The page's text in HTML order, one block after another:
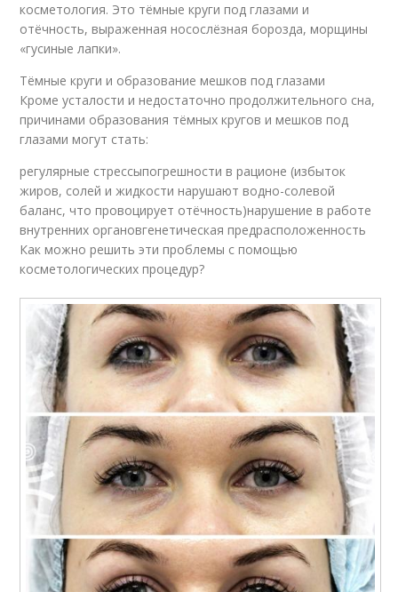
косметология. Это тёмные круги под глазами и
отёчность, выраженная носослёзная борозда, морщины
«гусиные лапки».
Тёмные круги и образование мешков под глазами
Кроме усталости и недостаточно продолжительного сна,
причинами образования тёмных кругов и мешков под
глазами могут стать:
регулярные стрессыпогрешности в рационе (избыток
жиров, солей и жидкости нарушают водно-солевой
баланс, что провоцирует отёчность)нарушение в работе
внутренних органовгенетическая предрасположенность
Как можно решить эти проблемы с помощью
косметологических процедур?